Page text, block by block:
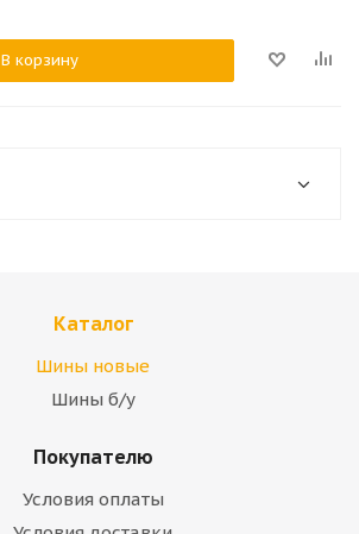
В корзину
Каталог
Шины новые
Шины б/у
Покупателю
Условия оплаты